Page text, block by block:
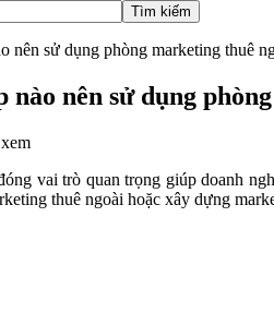
nên sử dụng phòng marketing thuê
nào nên sử dụng
vai trò quan trọng giúp doanh
thuê ngoài hoặc xây dựng